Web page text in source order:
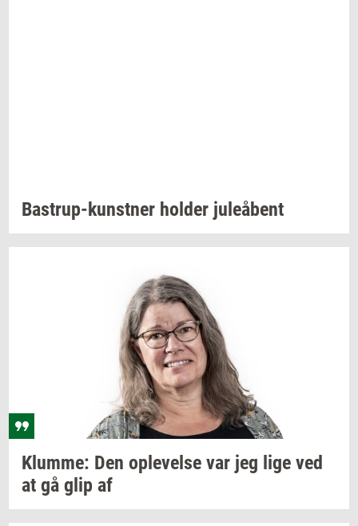
Bastrup-​kunstner hol­der ju­le­å­bent
Klum­me: Den op­le­vel­se var jeg lige ved
at gå glip af